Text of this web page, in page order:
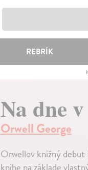
REBRÍK
Na dne
Orwell George
Orwellov knižný debut